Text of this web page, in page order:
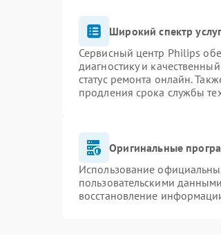
Широкий спектр услуг
Сервисный центр Philips
диагностику и
статус ремонта онлайн.
продления срока службы
Оригинальные
Использование
пользовательскими
восстановление